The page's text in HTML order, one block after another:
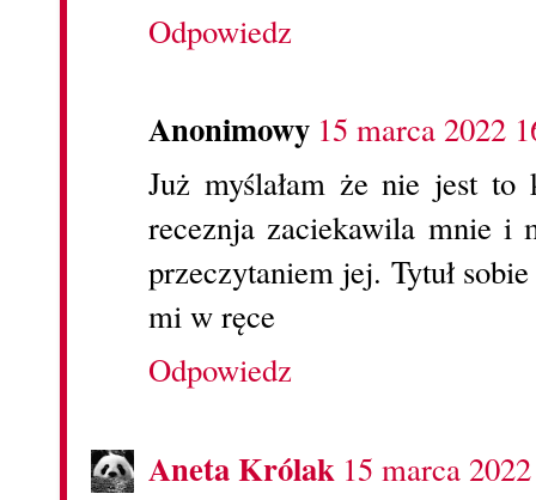
Odpowiedz
Anonimowy 15 marca 2022
Już myślałam że nie jest to
receznja zaciekawila mnie i
przeczytaniem jej. Tytuł
mi w ręce
Odpowiedz
Aneta Królak 15 marca